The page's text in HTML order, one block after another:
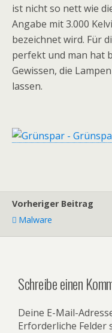
ist nicht so nett wie
Angabe mit 3.000
bezeichnet wird. Für
perfekt und man hat
Gewissen, die
lassen.
Vorheriger Beitrag
Malware
Schreibe einen
Deine E-Mail-
Erforderliche Felder